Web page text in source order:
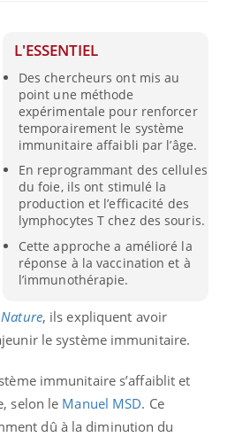
L'ESSENTIEL
Des chercheurs ont mis au
point une méthode
expérimentale pour renforcer
temporairement le système
immunitaire affaibli par l’âge.
En reprogrammant des cellules
du foie, ils ont stimulé la
production et l’efficacité des
lymphocytes T chez des souris.
Cette approche a amélioré la
réponse à la vaccination et à
l’immunothérapie.
Nature, ils expliquent avoir
le système immunitaire.
immunitaire s’affaiblit et
selon le Manuel MSD. Ce
dû à la diminution du